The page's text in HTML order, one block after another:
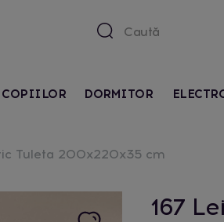
COPIILOR DORMITOR
Tuleta 200x220x35 cm
167 Lei